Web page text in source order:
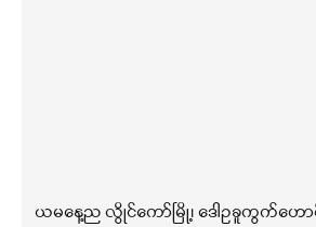
ယမနေ့ည လွိုင်ကော်မြို့၊ ဒေါဥခူကွက်ဟော